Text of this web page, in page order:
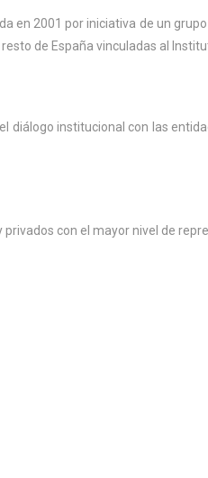
en 2001 por iniciativa de un
de España vinculadas al
institucional con las
con el mayor nivel de